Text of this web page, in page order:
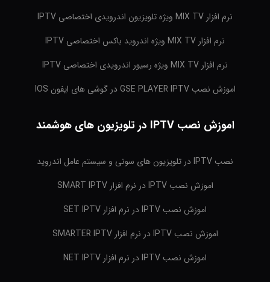
نرم افزار MIX TV ویژه تلویزیون اندرویدی اختصاصی IPTV
نرم افزار MIX TV ویژه اندروید باکس اختصاصی IPTV
نرم افزار MIX TV ویژه رسیور اندرویدی اختصاصی IPTV
اموزش نصب GSE PLAYER IPTV در گوشی های ایفون IOS
اموزش نصب IPTV در تلویزیون های هوشمند
نصب IPTV در تلویزیون های سونی و سیستم عامل اندروید
اموزش نصب IPTV در نرم افزار SMART IPTV
اموزش نصب IPTV در نرم افزار SET IPTV
اموزش نصب IPTV در نرم افزار SMARTER IPTV
اموزش نصب IPTV در نرم افزار NET IPTV